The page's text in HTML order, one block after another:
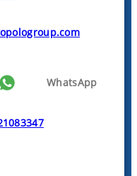
WhatsApp